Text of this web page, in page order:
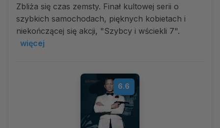
Zbliża się czas zemsty. Finał kultowej serii o
szybkich samochodach, pięknych kobietach i
niekończącej się akcji, "Szybcy i wściekli 7".
więcej
6.6